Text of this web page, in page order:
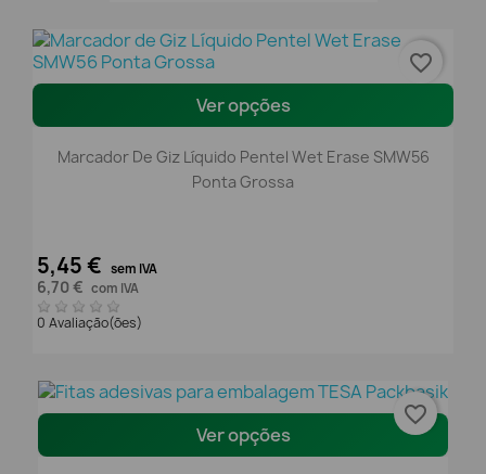
Ver opções
Marcador De Giz Líquido Pentel Wet Erase SMW56
Ponta Grossa
5,45 € sem IVA
6,70 € com IVA
0 Avaliação(ões)
favorite_border
Ver opções
favorite_border